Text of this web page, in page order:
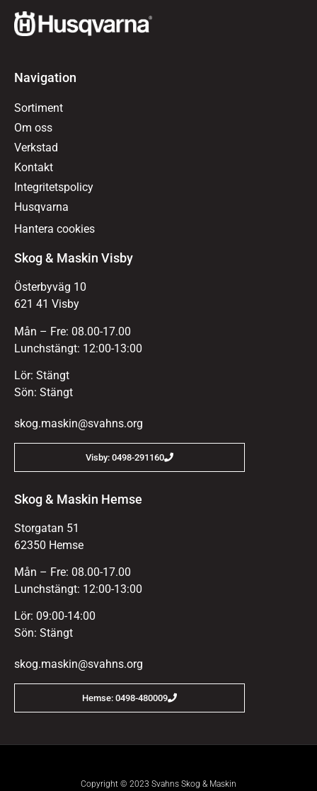
Navigation
Sortiment
Om oss
Verkstad
Kontakt
Integritetspolicy
Husqvarna
Hantera cookies
Skog & Maskin Visby
Österbyväg 10
621 41 Visby
Mån – Fre: 08.00-17.00
Lunchstängt: 12:00-13:00
Lör: Stängt
Sön: Stängt
skog.maskin@svahns.org
Visby: 0498-291160
Skog & Maskin Hemse
Storgatan 51
62350 Hemse
Mån – Fre: 08.00-17.00
Lunchstängt: 12:00-13:00
Lör: 09:00-14:00
Sön: Stängt
skog.maskin@svahns.org
Hemse: 0498-480009
Copyright © 2023 Svahns Skog & Maskin